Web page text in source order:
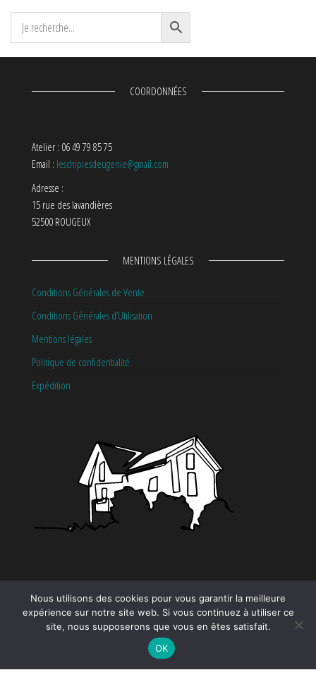
COORDONNÉES
Atelier : 06 49 79 85 75
Email : leschipiesdeugenie@gmail.com
Adresse :
15 rue des lavandières
52500 ROUGEUX
MENTIONS LÉGALES
Conditions Générales de Vente
Conditions Générales d’Utilisation
Mentions légales
Politique de confidentialité
Expédition
CATÉGORIES
Tendance
Nous utilisons des cookies pour vous garantir la meilleure
expérience sur notre site web. Si vous continuez à utiliser ce
site, nous supposerons que vous en êtes satisfait.
OK